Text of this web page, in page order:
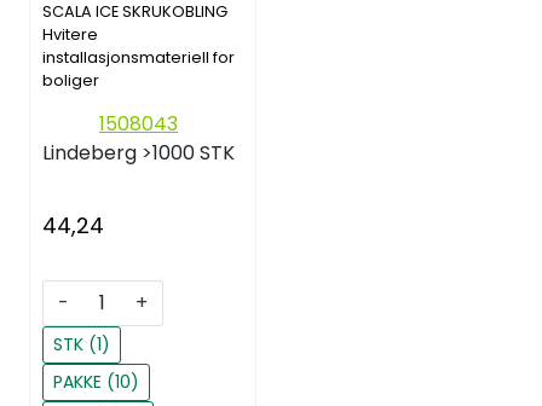
SCALA ICE SKRUKOBLING
Hvitere
installasjonsmateriell for
boliger
1508043
Lindeberg >1000 STK
44,24
- +
STK (1)
PAKKE (10)